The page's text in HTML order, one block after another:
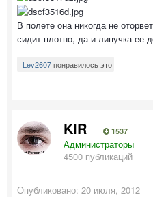
В полете она никогда не
сидит плотно, да и липучка ее
Lev2607понравилось это
KIR 1537
Администраторы
4500 публикаций
Опубликовано: 20 июля, 2012